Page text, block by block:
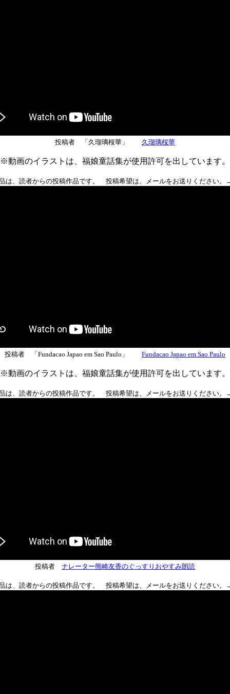
投稿者 「久瑠璃桜華」 久瑠璃桜華
※動画のイラストは、福娘童話集が使用許可を出しています。
は、読者からの投稿作品です。 投稿希望は、メールをお送りください。
投稿者 「Fundacao Japao em Sao Paulo」 Fundacao Japao em Sao Paulo
※動画のイラストは、福娘童話集が使用許可を出しています。
は、読者からの投稿作品です。 投稿希望は、メールをお送りください。
投稿者 ナレーター熊崎友香のぐっすりおやすみ朗読
は、読者からの投稿作品です。 投稿希望は、メールをお送りください。